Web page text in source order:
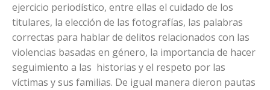
ejercicio periodístico, entre ellas el cuidado de los
titulares, la elección de las fotografías, las palabras
correctas para hablar de delitos relacionados con las
violencias basadas en género, la importancia de hacer
seguimiento a las historias y el respeto por las
víctimas y sus familias. De igual manera dieron pautas